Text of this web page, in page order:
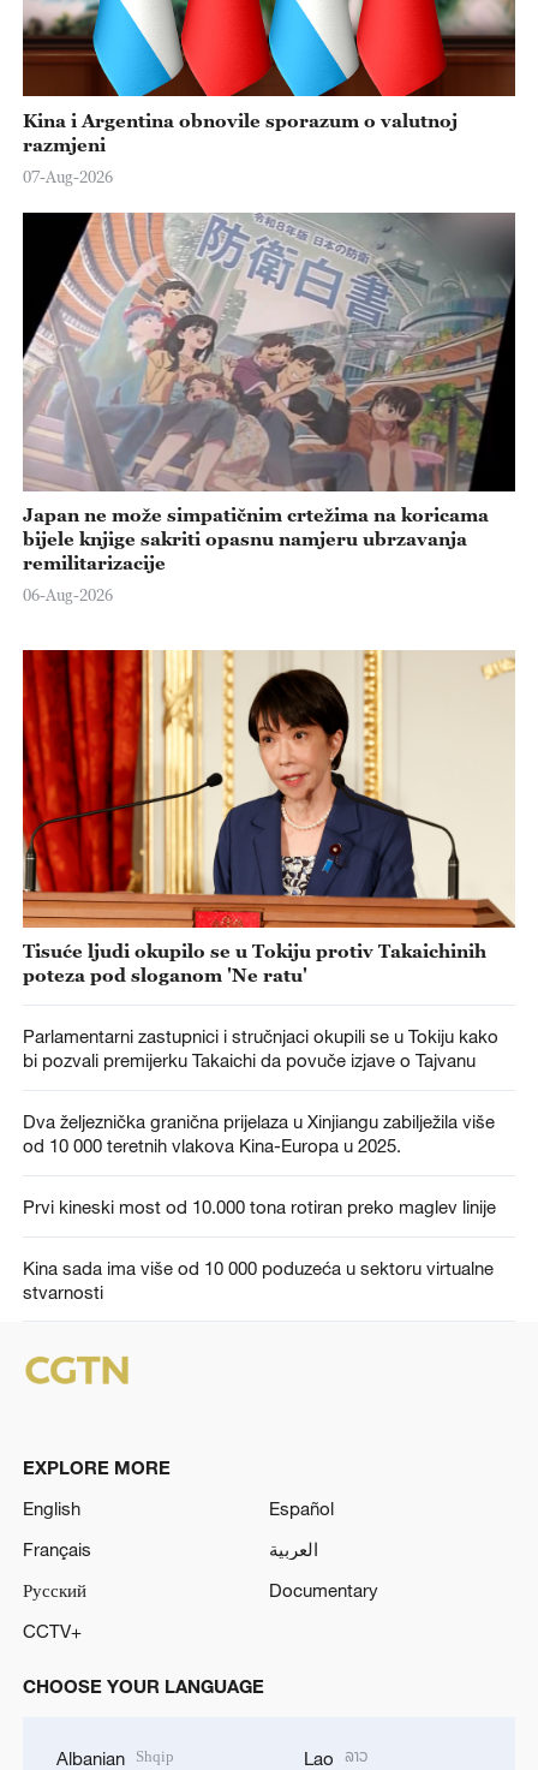
Kina i Argentina obnovile sporazum o valutnoj
razmjeni
07-Aug-2026
Japan ne može simpatičnim crtežima na koricama
bijele knjige sakriti opasnu namjeru ubrzavanja
remilitarizacije
06-Aug-2026
Tisuće ljudi okupilo se u Tokiju protiv Takaichinih
poteza pod sloganom 'Ne ratu'
Parlamentarni zastupnici i stručnjaci okupili se u Tokiju kako
bi pozvali premijerku Takaichi da povuče izjave o Tajvanu
Dva željeznička granična prijelaza u Xinjiangu zabilježila više
od 10 000 teretnih vlakova Kina-Europa u 2025.
Prvi kineski most od 10.000 tona rotiran preko maglev linije
Kina sada ima više od 10 000 poduzeća u sektoru virtualne
stvarnosti
EXPLORE MORE
English
Español
Français
العربية
Русский
Documentary
CCTV+
CHOOSE YOUR LANGUAGE
Albanian Shqip Lao ລາວ